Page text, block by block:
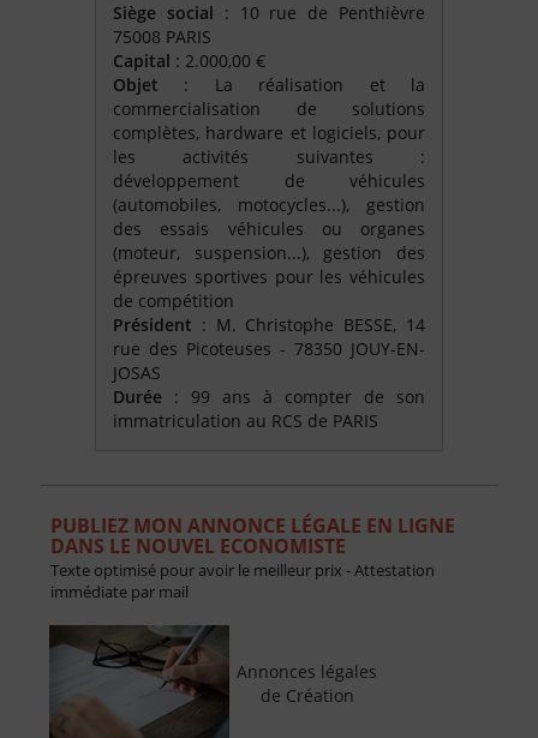
Siège social : 10 rue de Penthièvre
75008 PARIS
Capital : 2.000,00 €
Objet : La réalisation et la
commercialisation de solutions
complètes, hardware et logiciels, pour
les activités suivantes :
développement de véhicules
(automobiles, motocycles...), gestion
des essais véhicules ou organes
(moteur, suspension...), gestion des
épreuves sportives pour les véhicules
de compétition
Président : M. Christophe BESSE, 14
rue des Picoteuses - 78350 JOUY-EN-
JOSAS
Durée : 99 ans à compter de son
immatriculation au RCS de PARIS
PUBLIEZ MON ANNONCE LÉGALE EN LIGNE
DANS LE NOUVEL ECONOMISTE
Texte optimisé pour avoir le meilleur prix - Attestation
immédiate par mail
Annonces légales
de Création